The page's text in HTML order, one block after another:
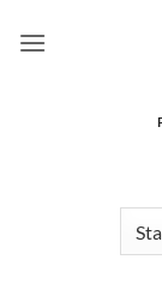
naar